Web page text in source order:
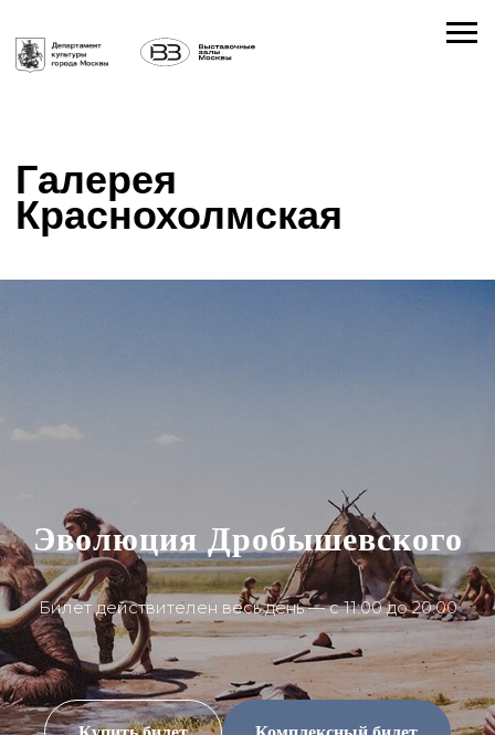
Галерея
Краснохолм-
ская
Эволюция Дробышевского
Билет действителен весь день — с 11:00 до 20:00